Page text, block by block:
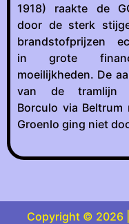
1918) raakte de
door de sterk
brandstofprijzen
in grote
moeilijkheden. De
van de tramlijn
Borculo via Beltrum
Groenlo ging niet
Copyright © 2026 |